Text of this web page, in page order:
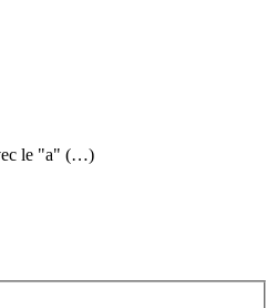
le "a" (…)